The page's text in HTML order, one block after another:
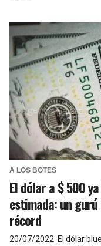
A LOS BOTES
El dólar a $ 500
estimada: un
récord
20/07/2022 El dólar